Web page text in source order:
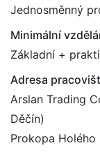
Jednosměnný
Minimální
Základní +
Adresa
Arslan Trading
Děčín)
Prokopa Holého